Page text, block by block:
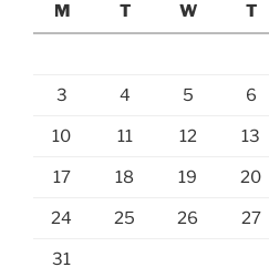
M
T W T
3 4 5 6
10 11 12 13
17 18 19 20
24 25 26 27
31